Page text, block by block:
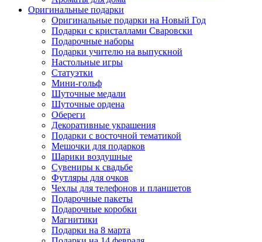
Оригинальные подарки
Оригинальные подарки на Новый Год
Подарки с кристаллами Сваровски
Подарочные наборы
Подарки учителю на выпускной
Настольные игры
Статуэтки
Мини-гольф
Шуточные медали
Шуточные ордена
Обереги
Декоративные украшения
Подарки с восточной тематикой
Мешочки для подарков
Шарики воздушные
Сувениры к свадьбе
Футляры для очков
Чехлы для телефонов и планшетов
Подарочные пакеты
Подарочные коробки
Магнитики
Подарки на 8 марта